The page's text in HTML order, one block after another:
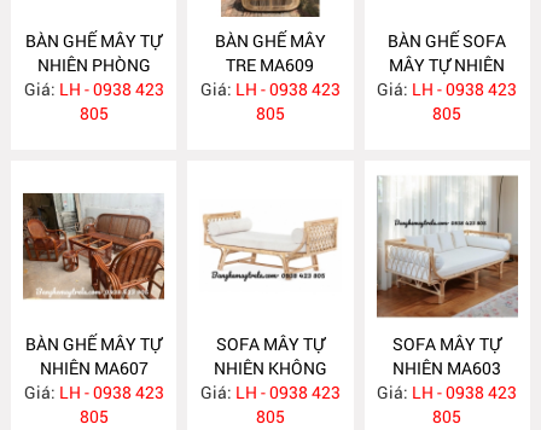
BÀN GHẾ MÂY TỰ
NHIÊN PHÒNG
KHÁCH MA610
Giá: LH - 0938 423
805
BÀN GHẾ MÂY
TRE MA609
Giá: LH - 0938 423
805
BÀN GHẾ SOFA
MÂY TỰ NHIÊN
PHÒNG KHÁCH
MA608
Giá: LH - 0938 423
805
BÀN GHẾ MÂY TỰ
NHIÊN MA607
Giá: LH - 0938 423
805
SOFA MÂY TỰ
NHIÊN KHÔNG
TỰA MA604
Giá: LH - 0938 423
805
SOFA MÂY TỰ
NHIÊN MA603
Giá: LH - 0938 423
805